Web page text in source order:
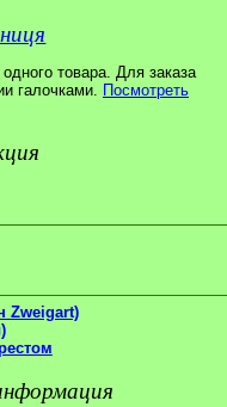
товара. Для заказа
галочками. Посмотреть
Zweigart)